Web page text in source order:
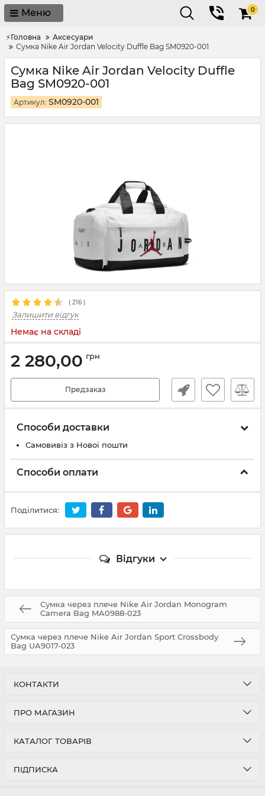
Меню 0
⚡Головна
Аксесуари
Сумка Nike Air Jordan Velocity Duffle Bag SM0920-001
Сумка Nike Air Jordan Velocity Duffle
Bag SM0920-001
Артикул: SM0920-001
( 216 )
Залишити відгук
Немає на складі
2 280,00 грн
Предзаказ
Способи доставки
Самовивіз з Нової пошти
Способи оплати
Поділитися:
Відгуки
Сумка через плече Nike Air Jordan Monogram
Camera Bag MA0988-023
Сумка через плече Nike Air Jordan Sport Crossbody
Bag UA9017-023
КОНТАКТИ
ПРО МАГАЗИН
КАТАЛОГ ТОВАРІВ
ПІДПИСКА